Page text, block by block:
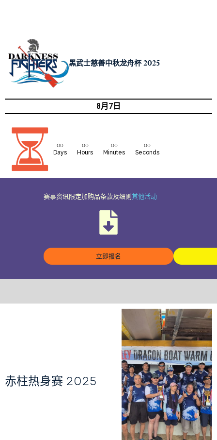
黑武士慈善中秋龙舟杯 2025
8月7日
00
Days
00
Hours
00
Minutes
00
Seconds
赛事资讯限定加购品条款及细则其他活动
立即报名
赤柱热身赛 2025